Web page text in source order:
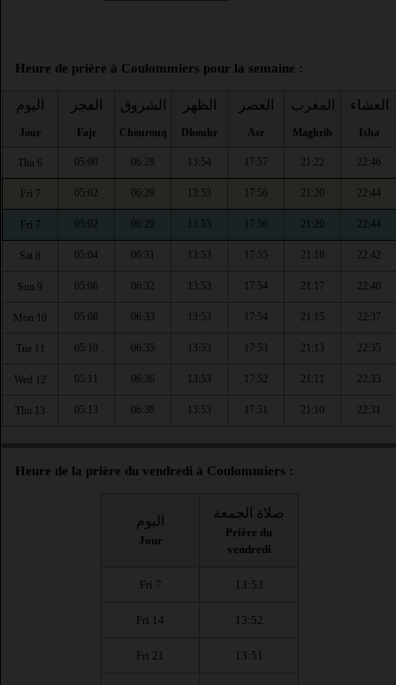
Heure de prière à Coulommiers pour la semaine :
اليوم
Jour
الفجر
Fajr
الشروق
Chourouq
الظهر
Dhouhr
العصر
Asr
المغرب
Maghrib
العشاء
Isha
Thu 6 05:00 06:28 13:54 17:57 21:22 22:46
Fri 7 05:02 06:29 13:53 17:56 21:20 22:44
Fri 7 05:02 06:29 13:53 17:56 21:20 22:44
Sat 8 05:04 06:31 13:53 17:55 21:18 22:42
Sun 9 05:06 06:32 13:53 17:54 21:17 22:40
Mon 10 05:08 06:33 13:53 17:54 21:15 22:37
Tue 11 05:10 06:35 13:53 17:53 21:13 22:35
Wed 12 05:11 06:36 13:53 17:52 21:11 22:33
Thu 13 05:13 06:38 13:53 17:51 21:10 22:31
Heure de la prière du vendredi à Coulommiers :
اليوم
Jour
صلاة الجمعة
Prière du
vendredi
Fri 7 13:53
Fri 14 13:52
Fri 21 13:51